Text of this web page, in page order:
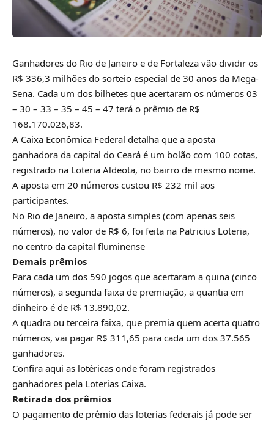
Ganhadores do Rio de Janeiro e de Fortaleza vão dividir os
R$ 336,3 milhões do sorteio especial de 30 anos da Mega-
Sena. Cada um dos bilhetes que acertaram os números 03
– 30 – 33 – 35 – 45 – 47 terá o prêmio de R$
168.170.026,83.
A Caixa Econômica Federal detalha que a aposta
ganhadora da capital do Ceará é um bolão com 100 cotas,
registrado na Loteria Aldeota, no bairro de mesmo nome.
A aposta em 20 números custou R$ 232 mil aos
participantes.
No Rio de Janeiro, a aposta simples (com apenas seis
números), no valor de R$ 6, foi feita na Patricius Loteria,
no centro da capital fluminense
Demais prêmios
Para cada um dos 590 jogos que acertaram a quina (cinco
números), a segunda faixa de premiação, a quantia em
dinheiro é de R$ 13.890,02.
A quadra ou terceira faixa, que premia quem acerta quatro
números, vai pagar R$ 311,65 para cada um dos 37.565
ganhadores.
Confira aqui as lotéricas onde foram registrados
ganhadores pela Loterias Caixa.
Retirada dos prêmios
O pagamento de prêmio das loterias federais já pode ser